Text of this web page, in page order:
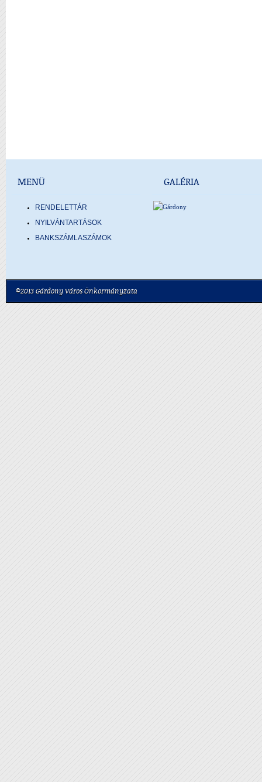
MENÜ
RENDELETTÁR
NYILVÁNTARTÁSOK
BANKSZÁMLASZÁMOK
GALÉRIA
©2013 Gárdony Város Önkormányzata